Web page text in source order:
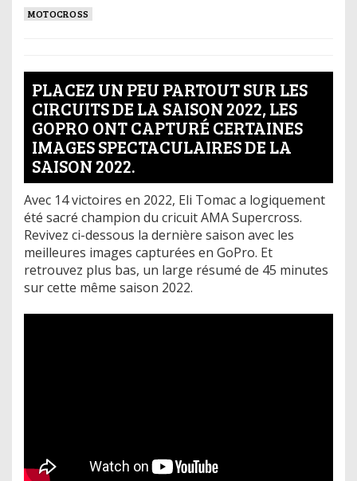
MOTOCROSS
PLACEZ UN PEU PARTOUT SUR LES
CIRCUITS DE LA SAISON 2022, LES
GOPRO ONT CAPTURÉ CERTAINES
IMAGES SPECTACULAIRES DE LA
SAISON 2022.
Avec 14 victoires en 2022, Eli Tomac a logiquement
été sacré champion du cricuit AMA Supercross.
Revivez ci-dessous la dernière saison avec les
meilleures images capturées en GoPro. Et
retrouvez plus bas, un large résumé de 45 minutes
sur cette même saison 2022.